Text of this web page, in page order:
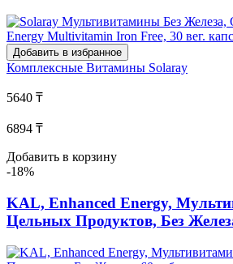
Добавить в избранное
Комплексные Витамины Solaray
5640 ₸
6894 ₸
Добавить в корзину
-18%
KAL, Enhanced Energy,
Цельных Продуктов, Без